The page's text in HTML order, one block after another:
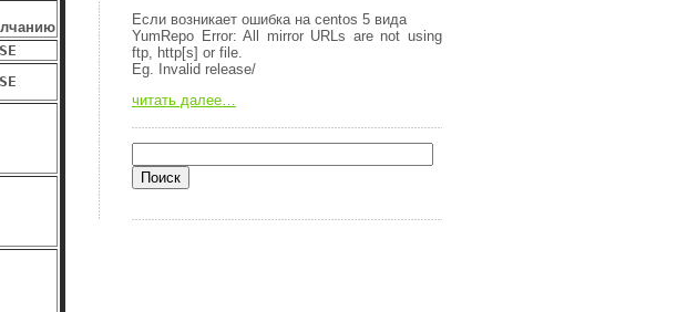
Если возникает ошибка на centos 5 вида
YumRepo Error: All mirror URLs are not using
ftp, http[s] or file.
Eg. Invalid release/
читать далее…